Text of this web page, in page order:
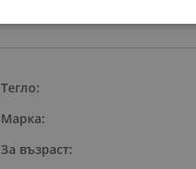
Тегло:
Марка:
За възраст: